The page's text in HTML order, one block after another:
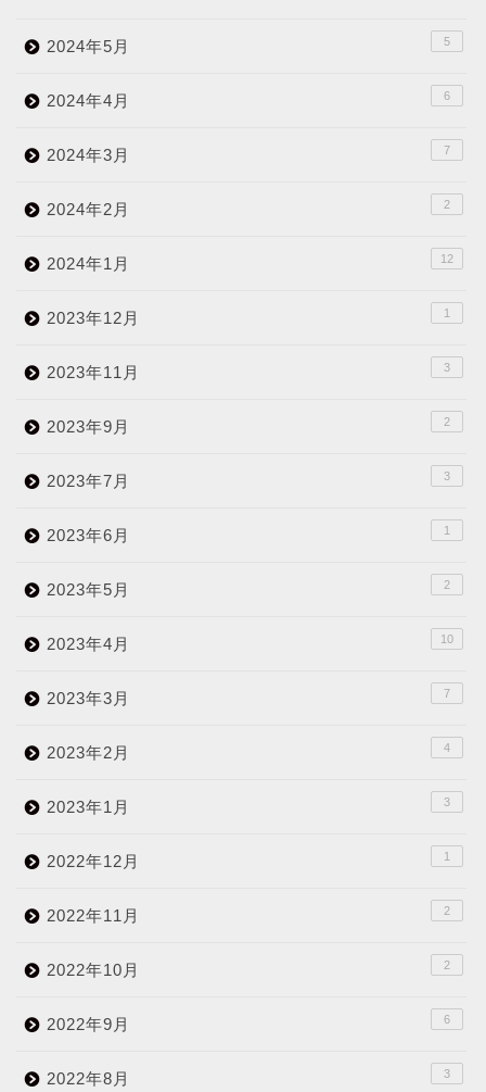
2024年5月 5
2024年4月 6
2024年3月 7
2024年2月 2
2024年1月 12
2023年12月 1
2023年11月 3
2023年9月 2
2023年7月 3
2023年6月 1
2023年5月 2
2023年4月 10
2023年3月 7
2023年2月 4
2023年1月 3
2022年12月 1
2022年11月 2
2022年10月 2
2022年9月 6
2022年8月 3